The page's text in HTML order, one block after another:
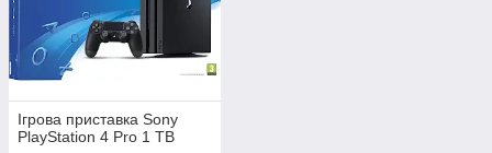
Ігрова приставка Sony
PlayStation 4 Pro 1 TB